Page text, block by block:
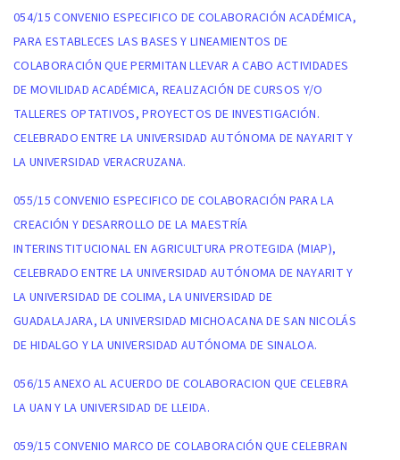
054/15 CONVENIO ESPECIFICO DE COLABORACIÓN ACADÉMICA,
PARA ESTABLECES LAS BASES Y LINEAMIENTOS DE
COLABORACIÓN QUE PERMITAN LLEVAR A CABO ACTIVIDADES
DE MOVILIDAD ACADÉMICA, REALIZACIÓN DE CURSOS Y/O
TALLERES OPTATIVOS, PROYECTOS DE INVESTIGACIÓN.
CELEBRADO ENTRE LA UNIVERSIDAD AUTÓNOMA DE NAYARIT Y
LA UNIVERSIDAD VERACRUZANA.
055/15 CONVENIO ESPECIFICO DE COLABORACIÓN PARA LA
CREACIÓN Y DESARROLLO DE LA MAESTRÍA
INTERINSTITUCIONAL EN AGRICULTURA PROTEGIDA (MIAP),
CELEBRADO ENTRE LA UNIVERSIDAD AUTÓNOMA DE NAYARIT Y
LA UNIVERSIDAD DE COLIMA, LA UNIVERSIDAD DE
GUADALAJARA, LA UNIVERSIDAD MICHOACANA DE SAN NICOLÁS
DE HIDALGO Y LA UNIVERSIDAD AUTÓNOMA DE SINALOA.
056/15 ANEXO AL ACUERDO DE COLABORACION QUE CELEBRA
LA UAN Y LA UNIVERSIDAD DE LLEIDA.
059/15 CONVENIO MARCO DE COLABORACIÓN QUE CELEBRAN